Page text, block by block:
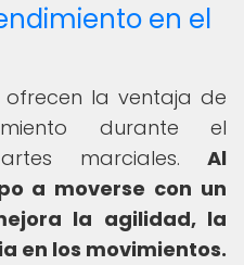
en el
la ventaja de
durante el
marciales. Al
a moverse con un
la agilidad, la
en los movimientos.